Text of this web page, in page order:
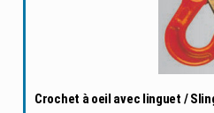
Crochet à oeil avec linguet /